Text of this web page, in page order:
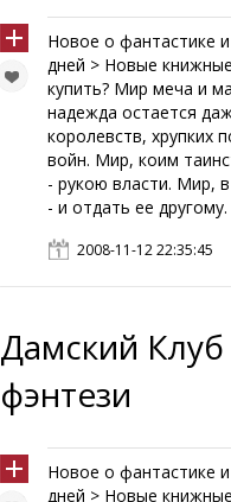
Новое о фантастике
дней > Новые
купить? Мир меча и
надежда остается
королевств, хрупких
войн. Мир, коим
- рукою власти. Мир,
- и отдать ее
2008-11-12 22:35:45
Дамский Клуб
фэнтези
Новое о фантастике
дней > Новые